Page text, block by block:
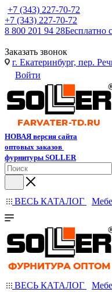
+7 (343) 227-70-72
+7 (343) 227-70-72
8 800 201 94 28Бесплатно
Заказать звонок
г. Екатеринбург, пер.
Войти
НОВАЯ версия сайта
оптовых заказов
фурнитуры SOLLER
ВЕСЬ КАТАЛОГ
ВЕСЬ КАТАЛОГ